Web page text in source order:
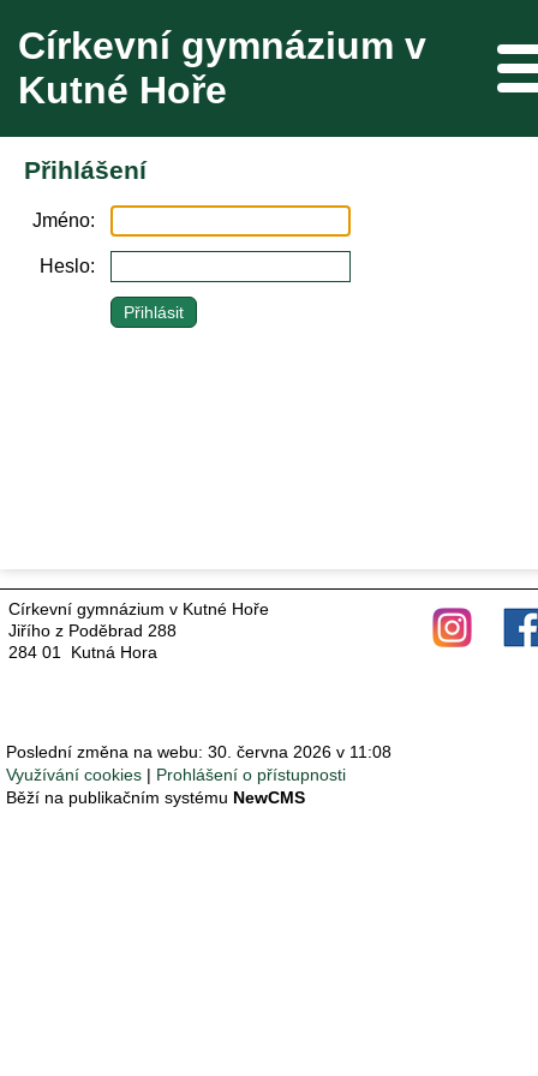
Církevní gymnázium v
Kutné Hoře
Přihlášení
Jméno
Heslo
Církevní gymnázium v Kutné Hoře
Jiřího z Poděbrad 288
284 01 Kutná Hora
Poslední změna na webu: 30. června 2026 v 11:08
Využívání cookies
Prohlášení o přístupnosti
Běží na publikačním systému NewCMS